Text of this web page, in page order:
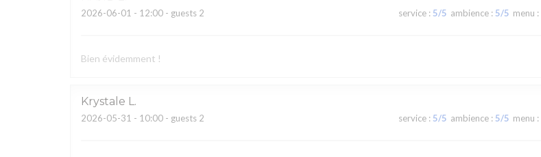
2026-06-01 - 12:00 - guests 2 service: 5/5 ambience: 5/5 menu :
Bien évidemment !
Krystale L
2026-05-31 - 10:00 - guests 2 service: 5/5 ambience: 5/5 menu :